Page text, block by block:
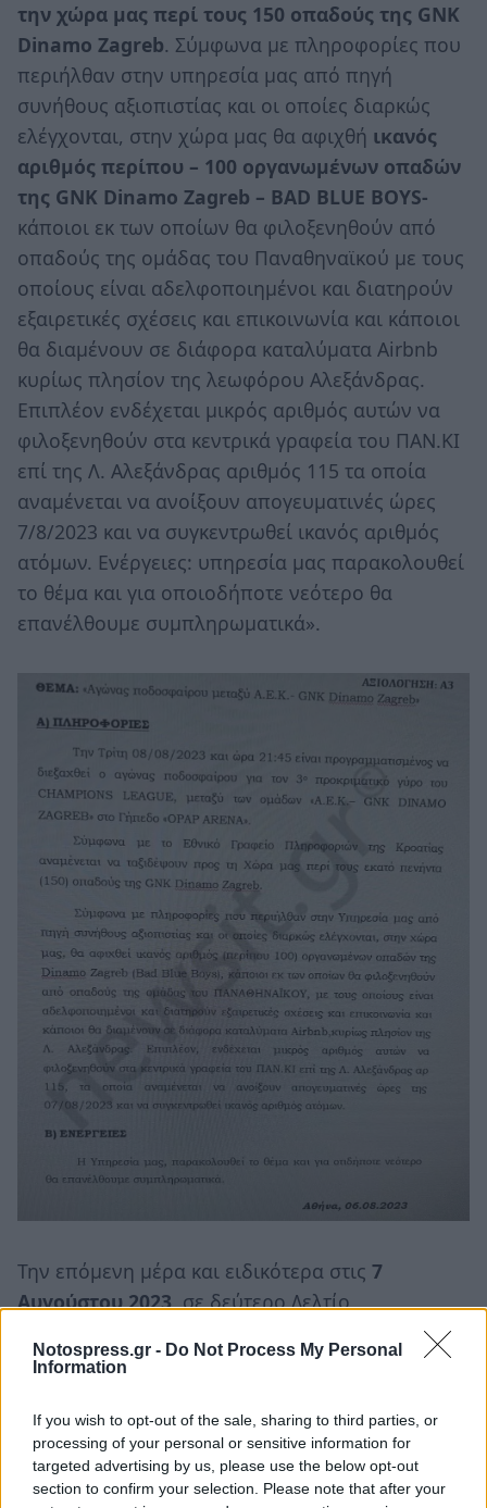
Notospress.gr - Do Not Process My Personal
Information
If you wish to opt-out of the sale, sharing to third parties, or
processing of your personal or sensitive information for
targeted advertising by us, please use the below opt-out
section to confirm your selection. Please note that after your
την χώρα μας περί τους 150 οπαδούς της GΝΚ
Dinamo Zagreb. Σύμφωνα με πληροφορίες που
περιήλθαν στην υπηρεσία μας από πηγή
συνήθους αξιοπιστίας και οι οποίες διαρκώς
ελέγχονται, στην χώρα μας θα αφιχθή ικανός
αριθμός περίπου – 100 οργανωμένων οπαδών
της GΝΚ Dinamo Zagreb – BAD BLUE BOYS-
κάποιοι εκ των οποίων θα φιλοξενηθούν από
οπαδούς της ομάδας του Παναθηναϊκού με τους
οποίους είναι αδελφοποιημένοι και διατηρούν
εξαιρετικές σχέσεις και επικοινωνία και κάποιοι
θα διαμένουν σε διάφορα καταλύματα Airbnb
κυρίως πλησίον της λεωφόρου Αλεξάνδρας.
Επιπλέον ενδέχεται μικρός αριθμός αυτών να
φιλοξενηθούν στα κεντρικά γραφεία του ΠΑΝ.ΚΙ
επί της Λ. Αλεξάνδρας αριθμός 115 τα οποία
αναμένεται να ανοίξουν απογευματινές ώρες
7/8/2023 και να συγκεντρωθεί ικανός αριθμός
ατόμων. Ενέργειες: υπηρεσία μας παρακολουθεί
το θέμα και για οποιοδήποτε νεότερο θα
επανέλθουμε συμπληρωματικά».
Την επόμενη μέρα και ειδικότερα στις 7
Αυγούστου 2023, σε δεύτερο Δελτίο
Πληροφοριών με θέμα «Αξιολόγηση: Α3. Αγώνας
ποδοσφαίρου μεταξύ ΑΕΚ – GΝΚ Dinamo Zagreb
POL. με αριθμούς το υπ’ 2592 / 23 / 155 1500
από 7/8/ 2023 και 2592 / 23 / 155 7584 από 7/8/
2023 αναφέρονται τα εξής: «Σε συνέχεια